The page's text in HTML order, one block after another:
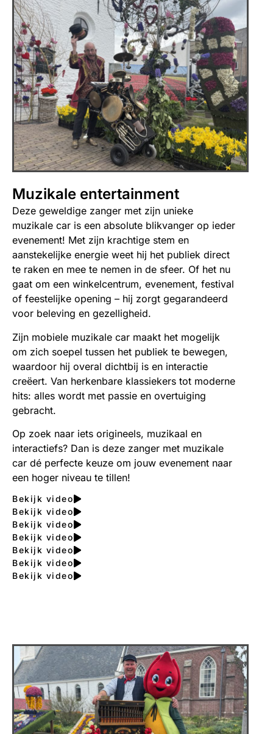
Muzikale entertainment
Deze geweldige zanger met zijn unieke
muzikale car is een absolute blikvanger op ieder
evenement! Met zijn krachtige stem en
aanstekelijke energie weet hij het publiek direct
te raken en mee te nemen in de sfeer. Of het nu
gaat om een winkelcentrum, evenement, festival
of feestelijke opening – hij zorgt gegarandeerd
voor beleving en gezelligheid.
Zijn mobiele muzikale car maakt het mogelijk
om zich soepel tussen het publiek te bewegen,
waardoor hij overal dichtbij is en interactie
creëert. Van herkenbare klassiekers tot moderne
hits: alles wordt met passie en overtuiging
gebracht.
Op zoek naar iets origineels, muzikaal en
interactiefs? Dan is deze zanger met muzikale
car dé perfecte keuze om jouw evenement naar
een hoger niveau te tillen!
Bekijk video
Bekijk video
Bekijk video
Bekijk video
Bekijk video
Bekijk video
Bekijk video